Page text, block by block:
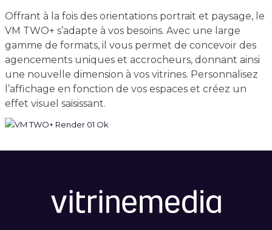
Offrant à la fois des orientations portrait et paysage, le
VM TWO+ s’adapte à vos besoins. Avec une large
gamme de formats, il vous permet de concevoir des
agencements uniques et accrocheurs, donnant ainsi
une nouvelle dimension à vos vitrines. Personnalisez
l’affichage en fonction de vos espaces et créez un
effet visuel saisissant.